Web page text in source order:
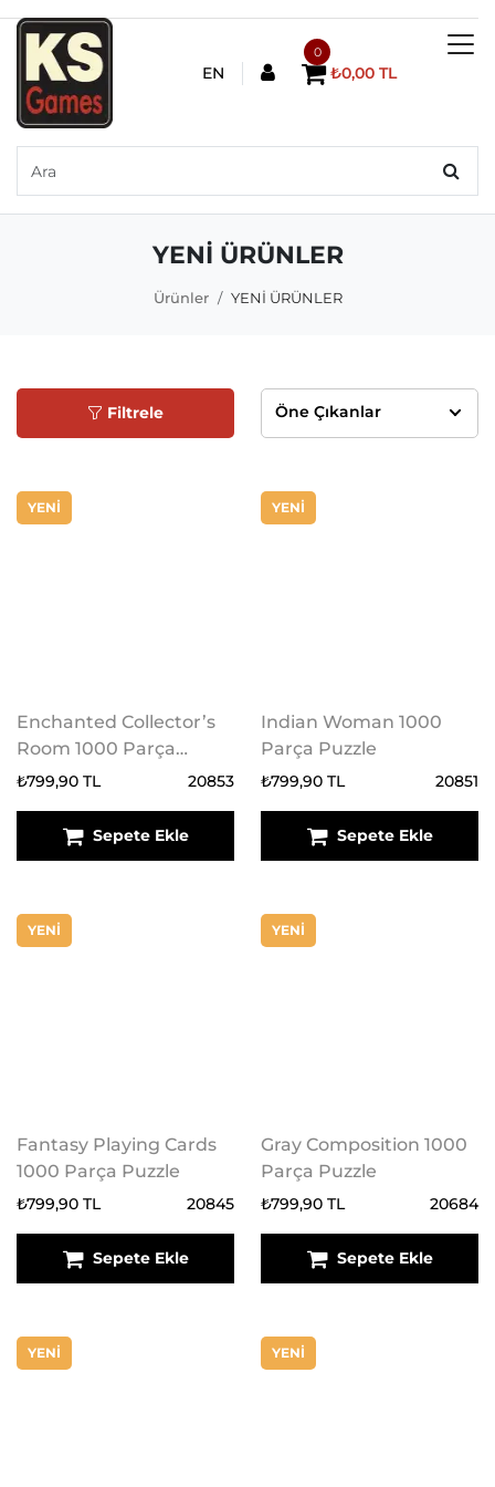
EN
0
₺0,00 TL
YENİ ÜRÜNLER
Ürünler YENİ ÜRÜNLER
Filtrele
YENİ
Enchanted Collector’s
Room 1000 Parça
Puzzle
₺799,90 TL 20853
Sepete Ekle
YENİ
Indian Woman 1000
Parça Puzzle
₺799,90 TL 20851
Sepete Ekle
YENİ
Fantasy Playing Cards
1000 Parça Puzzle
₺799,90 TL 20845
Sepete Ekle
YENİ
Gray Composition 1000
Parça Puzzle
₺799,90 TL 20684
Sepete Ekle
YENİ YENİ